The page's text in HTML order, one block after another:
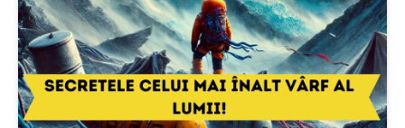
NATURĂ
STIRI